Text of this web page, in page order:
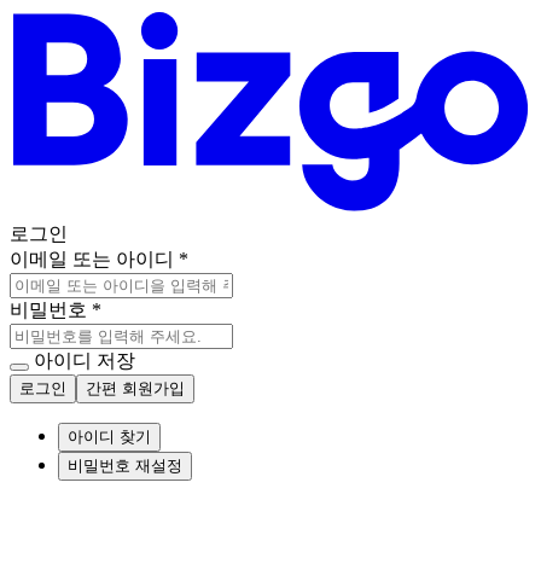
로그인
이메일 또는 아이디 *
비밀번호 *
아이디 저장
로그인 간편 회원가입
아이디 찾기
비밀번호 재설정